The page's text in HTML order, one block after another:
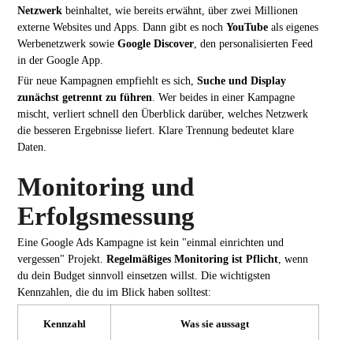
Netzwerk beinhaltet, wie bereits erwähnt, über zwei Millionen
externe Websites und Apps. Dann gibt es nochYouTube als eigenes
Werbenetzwerk sowieGoogle Discover, den personalisierten Feed
in der Google App.
Für neue Kampagnen empfiehlt es sich,Suche und Display
zunächst getrennt zu führen . Wer beides in einer Kampagne
mischt, verliert schnell den Überblick darüber, welches Netzwerk
die besseren Ergebnisse liefert. Klare Trennung bedeutet klare
Daten.
Monitoring und
Erfolgsmessung
Eine Google Ads Kampagne ist kein "einmal einrichten und
vergessen" Projekt.Regelmäßiges Monitoring ist Pflicht , wenn
du dein Budget sinnvoll einsetzen willst. Die wichtigsten
Kennzahlen, die du im Blick haben solltest:
Kennzahl Was sie aussagt